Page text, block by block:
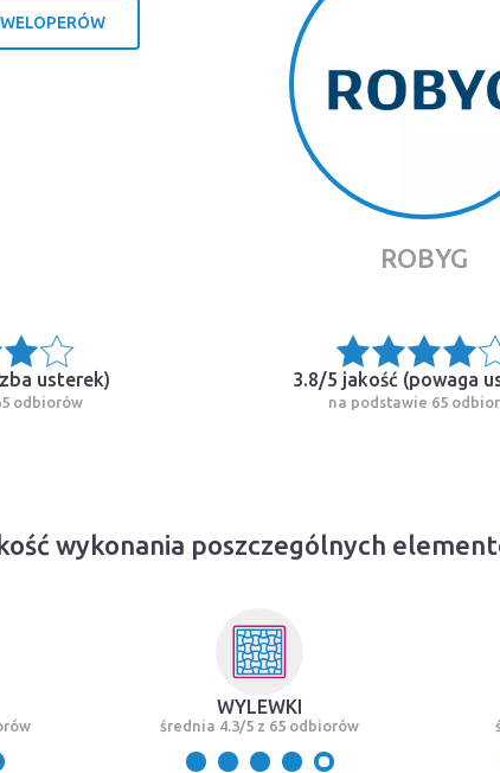
ROBYG
usterek)
odbiorów
3.8/5 jakość (powaga
na podstawie 65
wykonania poszczególnych
WYLEWKI
średnia 4.3/5 z 65 odbiorów